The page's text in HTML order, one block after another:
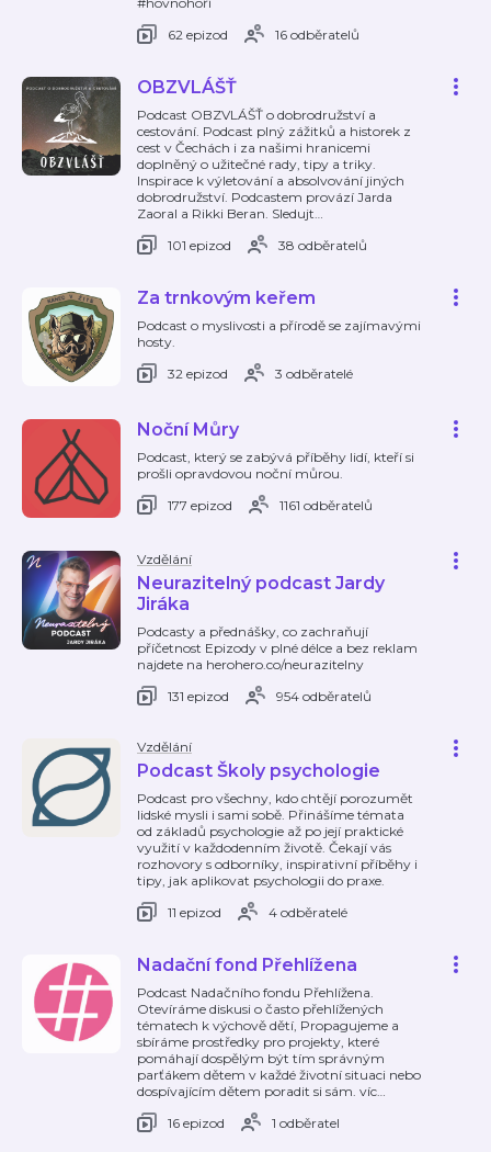
62 epizod
16 odběratelů
OBZVLÁŠŤ
Podcast OBZVLÁŠŤ o dobrodružství a
cestování. Podcast plný zážitků a historek z
cest v Čechách i za našimi hranicemi
doplněný o užitečné rady, tipy a triky.
Inspirace k výletování a absolvování jiných
dobrodružství. Podcastem provází Jarda
Zaoral a Rikki Beran. Sledujt…
101 epizod
38 odběratelů
Za trnkovým keřem
Podcast o myslivosti a přírodě se zajímavými
hosty.
32 epizod
3 odběratelé
Noční Můry
Podcast, který se zabývá příběhy lidí, kteří si
prošli opravdovou noční můrou.
177 epizod
1161 odběratelů
Vzdělání
Neurazitelný podcast Jardy
Jiráka
Podcasty a přednášky, co zachraňují
příčetnost Epizody v plné délce a bez reklam
najdete na herohero.co/neurazitelny
131 epizod
954 odběratelů
Vzdělání
Podcast Školy psychologie
Podcast pro všechny, kdo chtějí porozumět
lidské mysli i sami sobě. Přinášíme témata
od základů psychologie až po její praktické
využití v každodenním životě. Čekají vás
rozhovory s odborníky, inspirativní příběhy i
tipy, jak aplikovat psychologii do praxe.
11 epizod
4 odběratelé
Nadační fond Přehlížena
Podcast Nadačního fondu Přehlížena.
Otevíráme diskusi o často přehlížených
tématech k výchově dětí, Propagujeme a
sbíráme prostředky pro projekty, které
pomáhají dospělým být tím správným
parťákem dětem v každé životní situaci nebo
dospívajícím dětem poradit si sám. víc…
16 epizod
1 odběratel